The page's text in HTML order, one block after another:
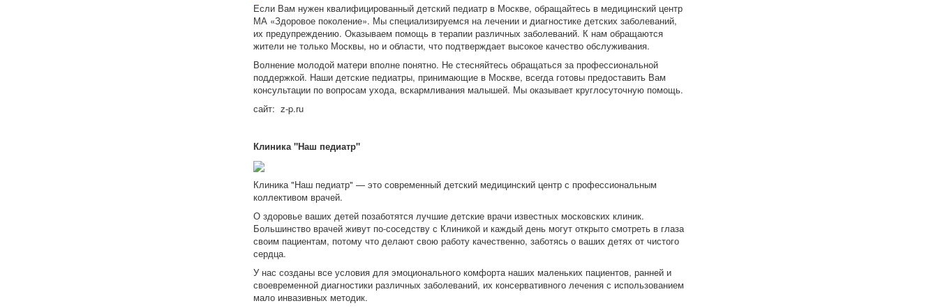
Если Вам нужен квалифицированный детский педиатр в Москве, обращайтесь в медицинский центр
МА «Здоровое поколение». Мы специализируемся на лечении и диагностике детских заболеваний,
их предупреждению. Оказываем помощь в терапии различных заболеваний. К нам обращаются
жители не только Москвы, но и области, что подтверждает высокое качество обслуживания.
Волнение молодой матери вполне понятно. Не стесняйтесь обращаться за профессиональной
поддержкой. Наши детские педиатры, принимающие в Москве, всегда готовы предоставить Вам
консультации по вопросам ухода, вскармливания малышей. Мы оказывает круглосуточную помощь.
сайт: z-p.ru
Клиника "Наш педиатр"
Клиника "Наш педиатр" — это современный детский медицинский центр с про­фес­си­ональ­ным
коллективом врачей.
О здоровье ваших детей позаботятся лучшие детские врачи известных московских клиник.
Большинство врачей живут по-соседству с Клиникой и каждый день могут открыто смотреть в глаза
своим пациентам, потому что делают свою работу качественно, заботясь о ваших детях от чистого
сердца.
У нас созданы все условия для эмоционального комфорта наших маленьких пациентов, ранней и
своевременной диагностики различных заболеваний, их кон­серва­тив­но­го лечения с использованием
мало инвазивных методик.